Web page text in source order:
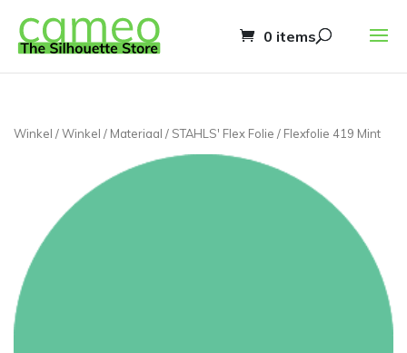
0 items
Winkel /Winkel / Materiaal / STAHLS' Flex Folie / Flexfolie 419 Mint